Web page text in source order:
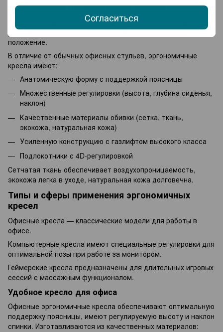
Согласиться
Особенности эргономичных кресел
Спинка повторяет естественные изгибы позвоночника,
регулировка наклона позволяет найти оптимальное
положение.
В отличие от обычных офисных стульев, эргономичные
кресла имеют:
Анатомическую форму с поддержкой поясницы
Множественные регулировки (высота, глубина сиденья,
наклон)
Качественные материалы обивки (сетка, ткань,
экокожа, натуральная кожа)
Усиленную конструкцию с газлифтом высокого класса
Подлокотники с 4D-регулировкой
Сетчатая ткань обеспечивает воздухопроницаемость,
экокожа легка в уходе, натуральная кожа долговечна.
Типы и сферы применения эргономичных
кресел
Офисные кресла — классические модели для работы в
офисе.
Компьютерные кресла имеют специальные регулировки для
оптимальной позы при работе за монитором.
Геймерские кресла предназначены для длительных игровых
сессий с массажным функционалом.
Удобное кресло для офиса
Офисные эргономичные кресла обеспечивают оптимальную
поддержку поясницы, имеют регулируемую высоту и наклон
спинки. Изготавливаются из качественных материалов: